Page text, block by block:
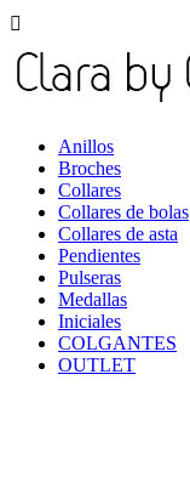

Anillos
Broches
Collares
Collares de bolas
Collares de asta
Pendientes
Pulseras
Medallas
Iniciales
COLGANTES
OUTLET